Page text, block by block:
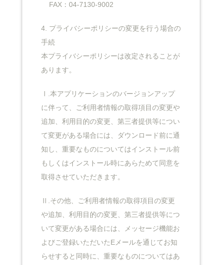
FAX：04-7130-9002
4. プライバシーポリシーの変更を行う場合の
手続
本プライバシーポリシーは改定されることが
あります。
Ⅰ.本アプリケーションのバージョンアップ
に伴って、ご利用者情報の取得項目の変更や
追加、利用目的の変更、第三者提供等につい
て変更がある場合には、ダウンロード前に通
知し、重要なものについてはインストール前
もしくはインストール時にあらためて同意を
取得させていただきます。
Ⅱ.その他、ご利用者情報の取得項目の変更
や追加、利用目的の変更、第三者提供等につ
いて変更がある場合には、メッセージ機能お
よびご登録いただいたEメールを通じてお知
らせすると同時に、重要なものについてはあ